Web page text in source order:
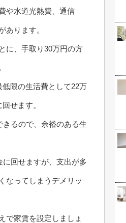
や水道光熱費、通信
あります。
に、手取り30万円の方
限の生活費として22万
せます。
るので、余裕のある生
回せますが、支出が多
なってしまうデメリッ
で家賃を設定しましょ